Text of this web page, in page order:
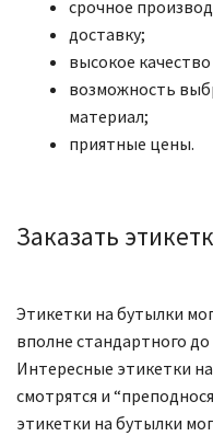
срочное
доставку;
высокое
возможность
материал;
приятные цены.
Заказать
Этикетки на бутылки
вполне стандартного
Интересные этикетки
смотрятся и
этикетки на бутылки